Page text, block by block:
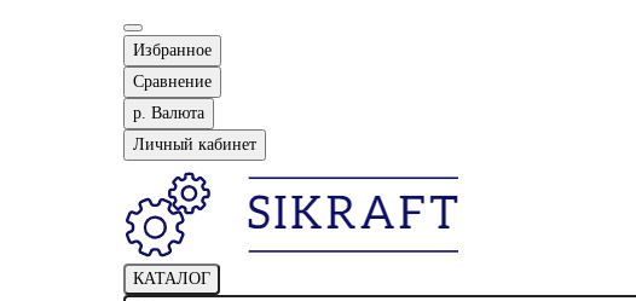
Избранное
Сравнение
р. Валюта
Личный кабинет
КАТАЛОГ